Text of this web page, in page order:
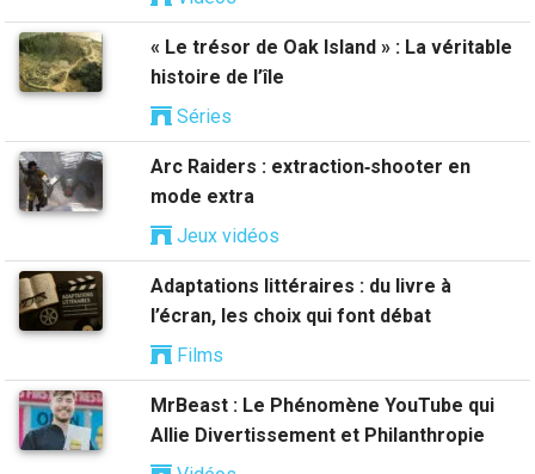
« Le trésor de Oak Island » : La véritable
histoire de l’île
Séries
Arc Raiders : extraction‑shooter en
mode extra
Jeux vidéos
Adaptations littéraires : du livre à
l’écran, les choix qui font débat
Films
MrBeast : Le Phénomène YouTube qui
Allie Divertissement et Philanthropie